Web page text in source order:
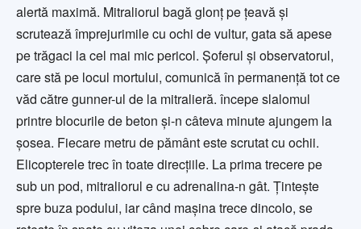
alertă maximă. Mitraliorul bagă glonţ pe ţeavă şi
scrutează împrejurimile cu ochi de vultur, gata să apese
pe trăgaci la cel mai mic pericol. Şoferul şi observatorul,
care stă pe locul mortului, comunică în permanenţă tot ce
văd către gunner-ul de la mitralieră. începe slalomul
printre blocurile de beton şi-n câteva minute ajungem la
şosea. Fiecare metru de pământ este scrutat cu ochii.
Elicopterele trec în toate direcţiile. La prima trecere pe
sub un pod, mitraliorul e cu adrenalina-n gât. Ţinteşte
spre buza podului, iar când maşina trece dincolo, se